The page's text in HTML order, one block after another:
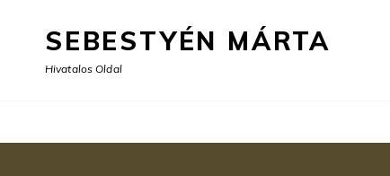
SEBESTYÉN MÁRTA
Hivatalos Oldal